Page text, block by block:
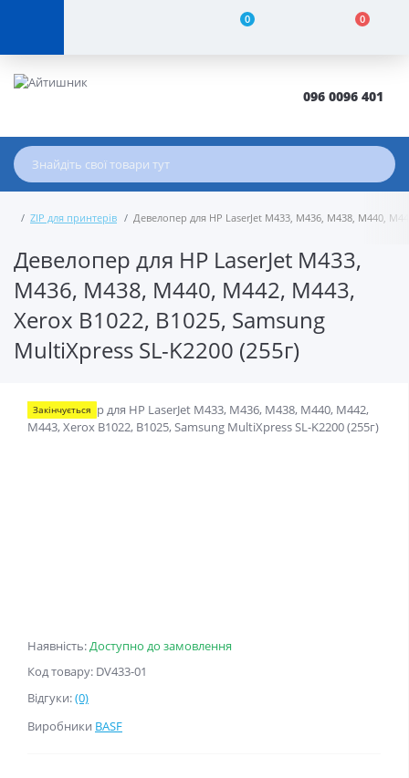
0 0
096 0096 401
ZIP для принтерів Девелопер для HP LaserJet M433, M436, M438, M440,
Девелопер для HP LaserJet M433,
M436, M438, M440, M442, M443,
Xerox B1022, B1025, Samsung
MultiXpress SL-K2200 (255г)
Наявність:Доступно до замовлення
Код товару: DV433-01
Відгуки:(0)
Виробники BASF
Закінчується